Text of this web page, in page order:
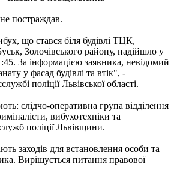
постраждав.
що стався біля будівлі ТЦК,
Золочівського району, надійшло у
За інформацією заявника, невідомий
у фасад будівлі та втік", -
поліції Львівської області.
слідчо-оперативна група відділення
вибухотехніки та
поліції Львівщини.
заходів для встановлення особи та
Вирішується питання правової